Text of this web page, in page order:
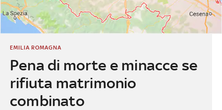
Pena di morte e minacce se
rifiuta matrimonio
combinato
EMILIA ROMAGNA